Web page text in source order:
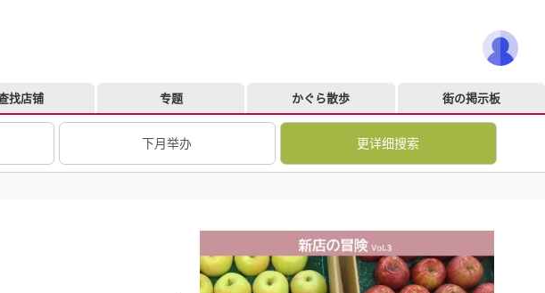
找店铺 专题 かぐら散歩 街の掲示板
下月举办 更详细搜索